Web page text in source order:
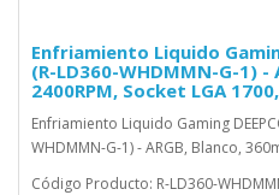
Enfriamiento Liquido
(R-LD360-WHDMMN-G-1) -
2400RPM, Socket LGA
Enfriamiento Liquido Gaming
WHDMMN-G-1) - ARGB, Blanco,
Código Producto: R-LD360-